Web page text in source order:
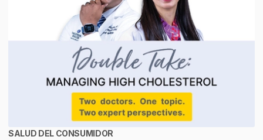
SALUD DEL CONSUMIDOR